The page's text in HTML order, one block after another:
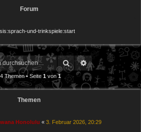
Forum
und-trinkspiele:start
SucheErweiterte Suche
Themen • Seite 1 von1
Themen
Honolulu « 3. Februar 2026, 20:29